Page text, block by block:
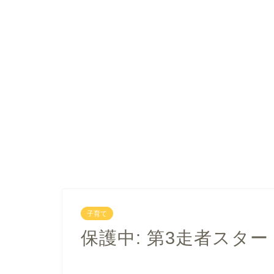
子育て
保護中: 第3走者スター